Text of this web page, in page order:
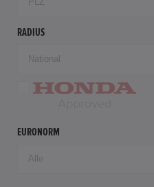
RADIUS
EURONORM